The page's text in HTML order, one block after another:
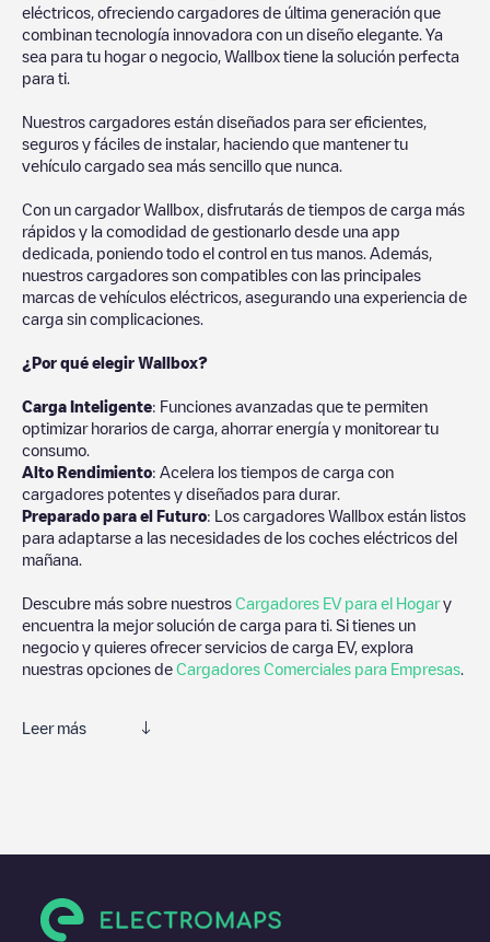
eléctricos, ofreciendo cargadores de última generación que
combinan tecnología innovadora con un diseño elegante. Ya
sea para tu hogar o negocio, Wallbox tiene la solución perfecta
para ti.
Nuestros cargadores están diseñados para ser eficientes,
seguros y fáciles de instalar, haciendo que mantener tu
vehículo cargado sea más sencillo que nunca.
Con un cargador Wallbox, disfrutarás de tiempos de carga más
rápidos y la comodidad de gestionarlo desde una app
dedicada, poniendo todo el control en tus manos. Además,
nuestros cargadores son compatibles con las principales
marcas de vehículos eléctricos, asegurando una experiencia de
carga sin complicaciones.
¿Por qué elegir Wallbox?
Carga Inteligente: Funciones avanzadas que te permiten
optimizar horarios de carga, ahorrar energía y monitorear tu
consumo.
Alto Rendimiento: Acelera los tiempos de carga con
cargadores potentes y diseñados para durar.
Preparado para el Futuro: Los cargadores Wallbox están listos
para adaptarse a las necesidades de los coches eléctricos del
mañana.
Descubre más sobre nuestros Cargadores EV para el Hogary
encuentra la mejor solución de carga para ti. Si tienes un
negocio y quieres ofrecer servicios de carga EV, explora
nuestras opciones de Cargadores Comerciales para Empresas
Leer más
información útil para crear la mejor experiencia para los
conductores de vehículos eléctricos.